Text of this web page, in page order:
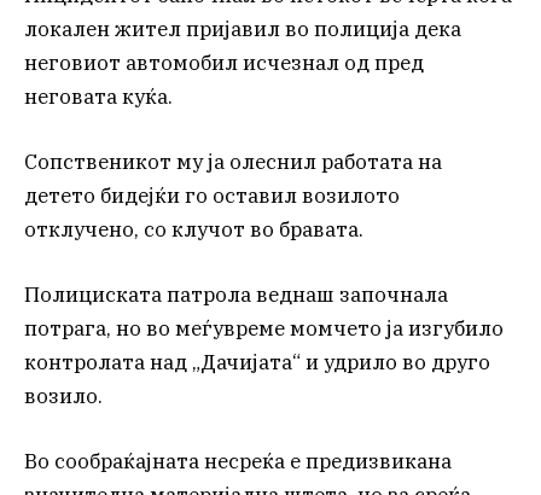
локален жител пријавил во полиција дека
неговиот автомобил исчезнал од пред
неговата куќа.
Сопственикот му ја олеснил работата на
детето бидејќи го оставил возилото
отклучено, со клучот во бравата.
Полициската патрола веднаш започнала
потрага, но во меѓувреме момчето ја изгубило
контролата над „Дачијата“ и удрило во друго
возило.
Во сообраќајната несреќа е предизвикана